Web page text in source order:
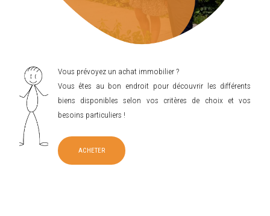
Vous prévoyez un achat immobilier ?
Vous êtes au bon endroit pour découvrir les différents
biens disponibles selon vos critères de choix et vos
besoins particuliers !
ACHETER